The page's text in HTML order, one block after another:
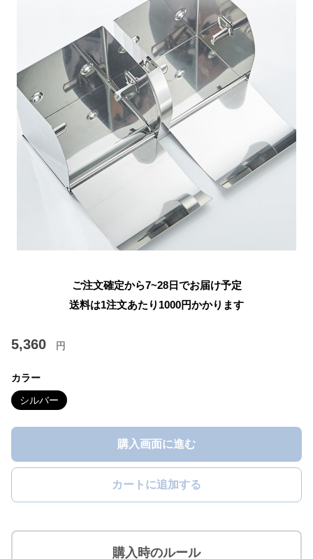
ご注文確定から7~28日でお届け予定
送料は1注文あたり 1000円かかります
5,360 円
カラー
シルバー
購入画面に進む
カートに追加する
購入時のルール